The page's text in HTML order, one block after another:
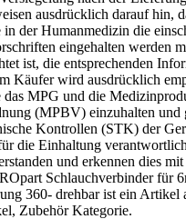
ausdrücklich darauf hin,
in der Humanmedizin die
eingehalten werden
ist, die entsprechenden
Käufer wird ausdrücklich
das MPG und die
(MPBV) einzuhalten und
Kontrollen (STK) der
die Einhaltung
und erkennen dies
Schlauchverbinder für
360- drehbar ist ein Artikel
Zubehör Kategorie.